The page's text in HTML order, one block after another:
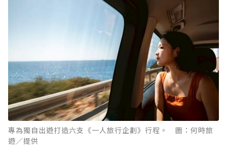
專為獨自出遊打造六支《一人旅行企劃》行程。 圖：何時旅
遊／提供